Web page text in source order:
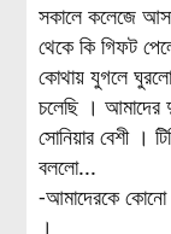
সকালে কলেজে
থেকে কি গিফট
কোথায় যুগলে
চলেছি ।
সোনিয়ার বেশী ।
বললো...
-আমাদেরকে কোনো
।